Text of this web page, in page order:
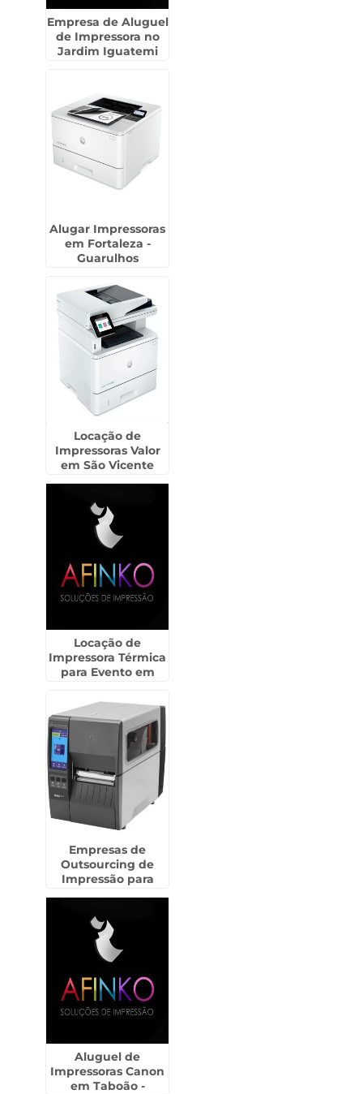
Empresa de Aluguel
de Impressora no
Jardim Iguatemi
Alugar Impressoras
em Fortaleza -
Guarulhos
Locação de
Impressoras Valor
em São Vicente
Locação de
Impressora Térmica
para Evento em
Empresas de
Outsourcing de
Impressão para
Aluguel de
Impressoras Canon
em Taboão -